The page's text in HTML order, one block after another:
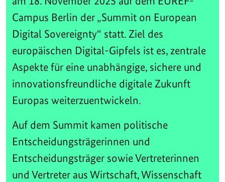
Campus Berlin der „Summit on European
Digital Sovereignty“ statt. Ziel des
europäischen Digital-Gipfels ist es, zentrale
Aspekte für eine unabhängige, sichere und
innovationsfreundliche digitale Zukunft
Europas weiterzuentwickeln.
Auf dem Summit kamen politische
Entscheidungsträgerinnen und
Entscheidungsträger sowie Vertreterinnen
und Vertreter aus Wirtschaft, Wissenschaft